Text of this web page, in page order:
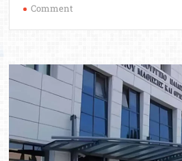
Comment
εκπαιδευτικών
για
κενές
θέσεις